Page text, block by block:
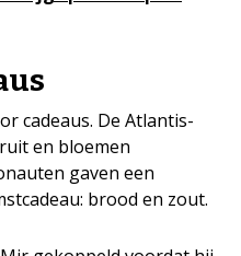
cadeaus. De Atlantis-
en bloemen
gaven een
brood en zout.